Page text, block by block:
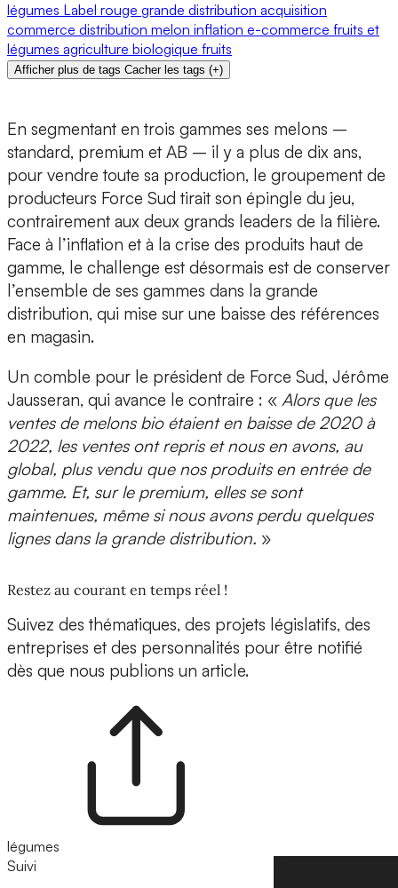
légumes Label rouge grande distribution acquisition
commerce distribution melon inflation e-commerce fruits et
légumes agriculture biologique fruits
Afficher plus de tags Cacher les tags (+)
En segmentant en trois gammes ses melons –
standard, premium et AB – il y a plus de dix ans,
pour vendre toute sa production, le groupement de
producteurs Force Sud tirait son épingle du jeu,
contrairement aux deux grands leaders de la filière.
Face à l’inflation et à la crise des produits haut de
gamme, le challenge est désormais est de conserver
l’ensemble de ses gammes dans la grande
distribution, qui mise sur une baisse des références
en magasin.
Un comble pour le président de Force Sud, Jérôme
Jausseran, qui avance le contraire : « Alors que les
ventes de melons bio étaient en baisse de 2020 à
2022, les ventes ont repris et nous en avons, au
global, plus vendu que nos produits en entrée de
gamme. Et, sur le premium, elles se sont
maintenues, même si nous avons perdu quelques
lignes dans la grande distribution. »
Restez au courant en temps réel !
Suivez des thématiques, des projets législatifs, des
entreprises et des personnalités pour être notifié
dès que nous publions un article.
légumes
Suivi